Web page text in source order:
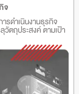
จ
รดำเนินงานธุรกิจ
วัตถุประสงค์ ตามเป้า